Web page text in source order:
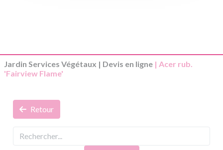
Jardin Services Végétaux | Devis en ligne | Acer rub.
'Fairview Flame'
Retour